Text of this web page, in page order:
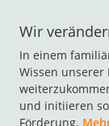
Wir
In einem
Wissen
und initiieren
Förderung.